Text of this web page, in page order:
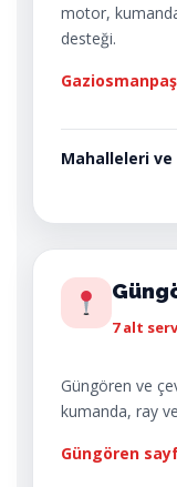
motor,
desteği.
Mahalleleri
7 alt
Güngören ve
kumanda, ray
Güngören